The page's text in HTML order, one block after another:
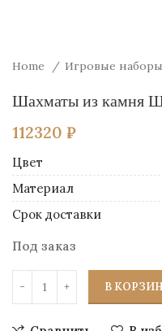
Home Игровые
Шахматы из камня
112320 ₽
Цвет
Материал
Срок доставки
Под заказ
В